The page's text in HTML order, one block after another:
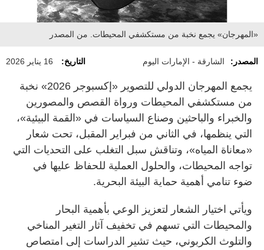
«المهرجان» يجمع نخبة من مستكشفي المحيطات. من المصدر
المصدر: الشارقة - الإمارات اليوم التاريخ: 16 يناير 2026
يجمع المهرجان الدولي للتصوير «إكسبوجر 2026» نخبة
من مستكشفي المحيطات ورواة القصص والمصورين
والخبراء والباحثين وصناع السياسات في «القمة البيئية»،
التي ينظمها، في الثاني من فبراير المقبل، تحت شعار
«معاناة المياه»، وتناقش سبل التغلب على التحديات التي
تواجه المحيطات، والحلول العملية للحفاظ عليها في
ضوء تنامي أهمية حماية البيئة البحرية.
ويأتي اختيار الشعار لتعزيز الوعي بأهمية البحار
والمحيطات التي تسهم في تخفيف آثار التغير المناخي
والتلوث الكربوني، حيث تشير الدراسات إلى امتصاص